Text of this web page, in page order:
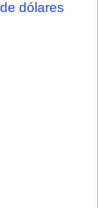
dólares